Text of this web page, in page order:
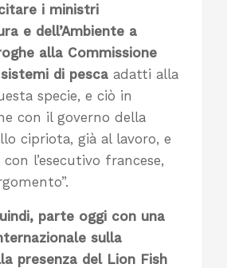
i ministri
e dell’Ambiente a
alla Commissione
di pesca adatti alla
specie, e ciò in
con il governo della
cipriota, già al lavoro, e
l’esecutivo francese,
parte oggi con una
sulla
presenza del Lion Fish